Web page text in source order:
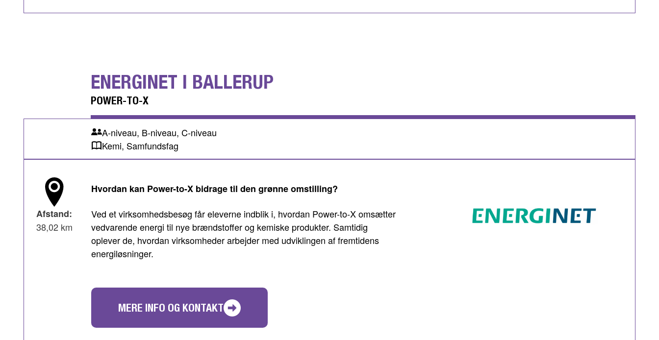
ENERGINET I BALLERUP
POWER-TO-X
A-niveau, B-niveau, C-niveau
Kemi, Samfundsfag
Afstand:
38,02 km
Hvordan kan Power-to-X bidrage til den grønne omstilling?
Ved et virksomhedsbesøg får eleverne indblik i, hvordan Power-to-X omsætter
vedvarende energi til nye brændstoffer og kemiske produkter. Samtidig
oplever de, hvordan virksomheder arbejder med udviklingen af fremtidens
energiløsninger.
MERE INFO OG KONTAKT